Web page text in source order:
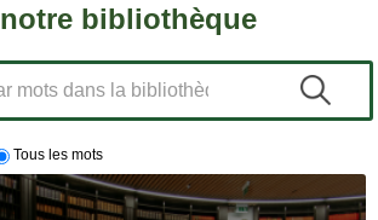
bibliothèque
Tous les mots